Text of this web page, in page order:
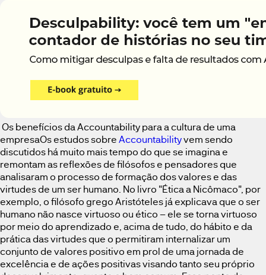
Os benefícios da Accountability para a cultura de uma
empresaOs estudos sobreAccountabilityvem sendo
discutidos há muito mais tempo do que se imagina e
remontam as reflexões de filósofos e pensadores que
analisaram o processo de formação dos valores e das
virtudes de um ser humano. No livro "Ética a Nicômaco", por
exemplo, o filósofo grego Aristóteles já explicava que o ser
humano não nasce virtuoso ou ético – ele se torna virtuoso
por meio do aprendizado e, acima de tudo, do hábito e da
prática das virtudes que o permitiram internalizar um
conjunto de valores positivo em prol de uma jornada de
excelência e de ações positivas visando tanto seu próprio